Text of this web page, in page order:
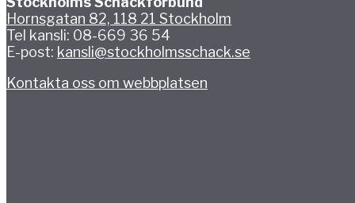
Hornsgatan 82, 118 21 Stockholm
Tel kansli: 08-669 36 54
E-post: kansli@stockholmsschack.se
Kontakta oss om webbplatsen